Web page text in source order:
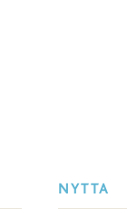
NYTTA